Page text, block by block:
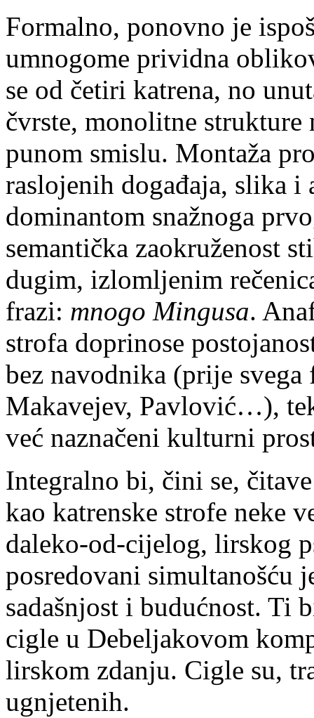
Formalno, ponovno je
umnogome prividna
se od četiri katrena, no
čvrste, monolitne strukture
punom smislu. Montaža
raslojenih događaja, slika i
dominantom snažnoga
semantička zaokruženost
dugim, izlomljenim
frazi: mnogo Mingusa.
strofa doprinose
bez navodnika (prije
Makavejev, Pavlović…),
već naznačeni kulturni
Integralno bi, čini se,
kao katrenske strofe neke
daleko-od-cijelog, lirskog
posredovani simultanošću
sadašnjost i budućnost. Ti
cigle u Debeljakovom
lirskom zdanju. Cigle su,
ugnjetenih.